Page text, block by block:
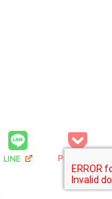
LINE Pocket